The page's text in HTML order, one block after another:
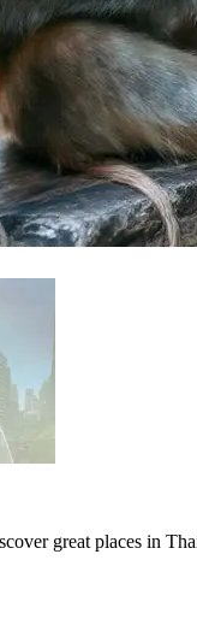
great places in